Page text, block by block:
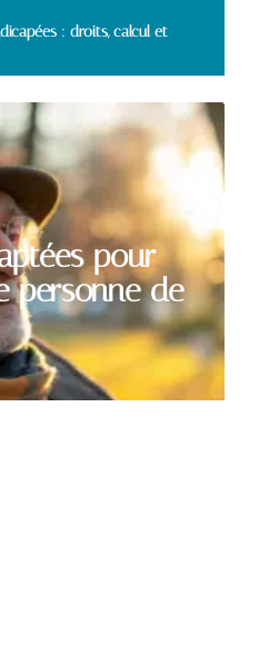
: droits, calcul et
pour
personne de